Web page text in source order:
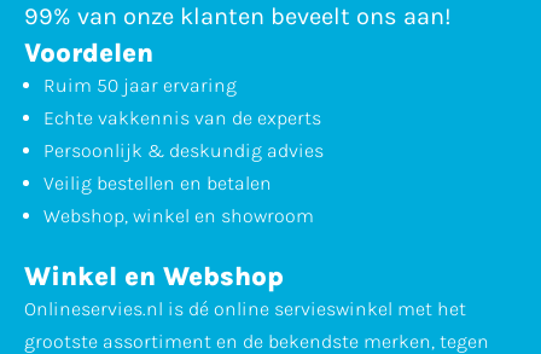
99% van onze klanten beveelt ons aan!
Voordelen
Ruim 50 jaar ervaring
Echte vakkennis van de experts
Persoonlijk & deskundig advies
Veilig bestellen en betalen
Webshop, winkel en showroom
Winkel en Webshop
Onlineservies.nl is dé online servieswinkel met het
grootste assortiment en de bekendste merken, tegen